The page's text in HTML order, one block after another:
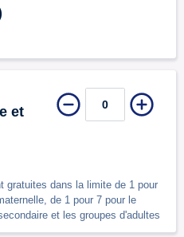
et
gratuites dans la limite de 1 pour
de 1 pour 7 pour le
et les groupes d'adultes